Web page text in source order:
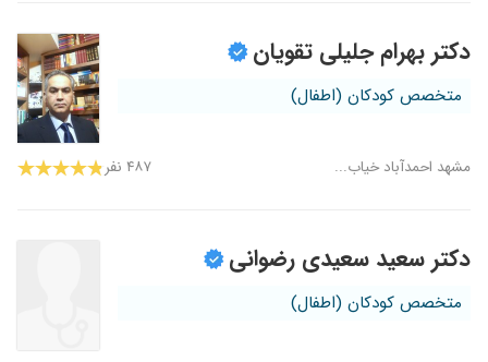
دکتر بهرام جلیلی تقویان
متخصص کودکان (اطفال)
مشهد احمدآباد خیاب... ۴۸۷ نفر
دکتر سعید سعیدی رضوانی
متخصص کودکان (اطفال)